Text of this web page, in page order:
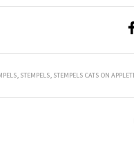
, STEMPELS, STEMPELS CATS ON